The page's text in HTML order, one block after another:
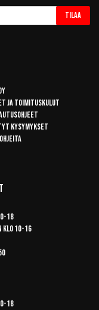
Tilaa
ja toimituskulut
kysymykset
18
klo 10-16
18